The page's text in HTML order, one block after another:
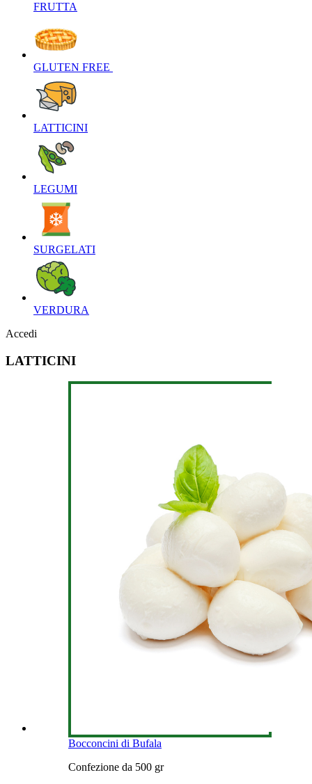
FRUTTA‎
GLUTEN FREE ‎
LATTICINI‎
LEGUMI‎
SURGELATI‎
VERDURA‎
Accedi
LATTICINI
Bocconcini di Bufala
Confezione da 500 gr